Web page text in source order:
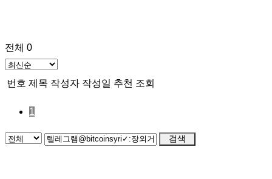
전체 0
번호 제목 작성자 작성일 추천 조회
1
검색